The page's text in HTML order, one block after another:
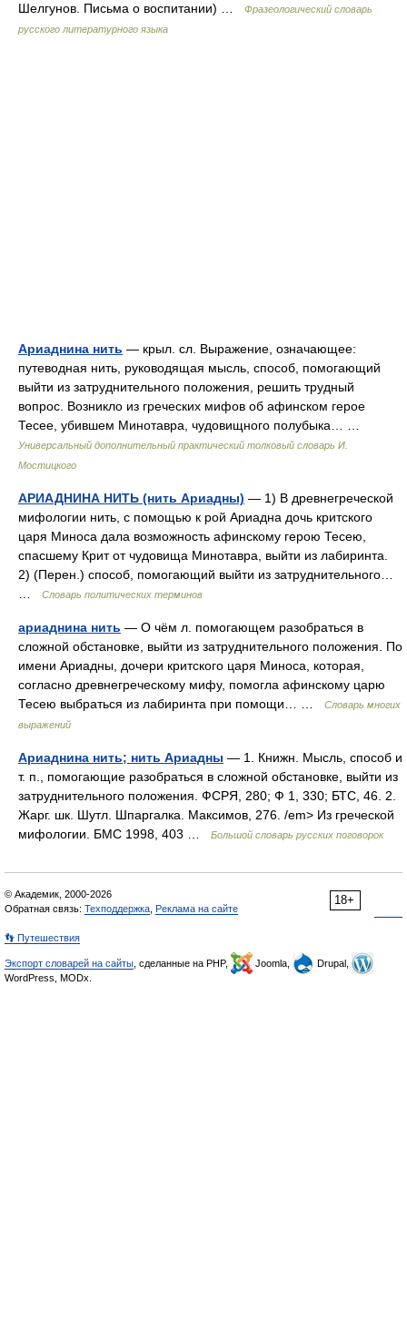
Шелгунов. Письма о воспитании) …
Фразеологический словарь
русского литературного языка
Ариаднина нить — крыл. сл. Выражение, означающее:
путеводная нить, руководящая мысль, способ, помогающий
выйти из затруднительного положения, решить трудный
вопрос. Возникло из греческих мифов об афинском герое
Тесее, убившем Минотавра, чудовищного полубыка… …
Универсальный дополнительный практический толковый словарь И.
Мостицкого
АРИАДНИНА НИТЬ (нить Ариадны) — 1) В древнегреческой
мифологии нить, с помощью к рой Ариадна дочь критского
царя Миноса дала возможность афинскому герою Тесею,
спасшему Крит от чудовища Минотавра, выйти из лабиринта.
2) (Перен.) способ, помогающий выйти из затруднительного…
Словарь политических терминов
ариаднина нить — О чём л. помогающем разобраться в
сложной обстановке, выйти из затруднительного положения. По
имени Ариадны, дочери критского царя Миноса, которая,
согласно древнегреческому мифу, помогла афинскому царю
Тесею выбраться из лабиринта при помощи… …
Словарь многих
выражений
Ариаднина нить; нить Ариадны — 1. Книжн. Мысль, способ и
т. п., помогающие разобраться в сложной обстановке, выйти из
затруднительного положения. ФСРЯ, 280; Ф 1, 330; БТС, 46. 2.
Жарг. шк. Шутл. Шпаргалка. Максимов, 276. /em> Из греческой
мифологии. БМС 1998, 403 …
Большой словарь русских поговорок
18+
© Академик, 2000-2026
Обратная связь: Техподдержка Реклама на сайте
👣 Путешествия
Экспорт словарей на сайты , сделанные на PHP, Joomla,
Drupal,
WordPress, MODx.